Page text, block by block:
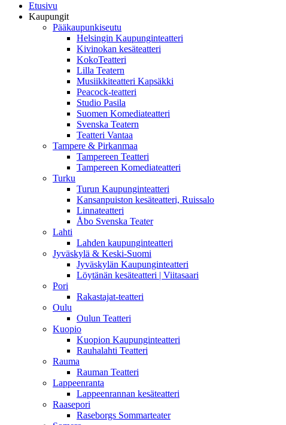
Etusivu
Kaupungit
Pääkaupunkiseutu
Helsingin Kaupunginteatteri
Kivinokan kesäteatteri
KokoTeatteri
Lilla Teatern
Musiikkiteatteri Kapsäkki
Peacock-teatteri
Studio Pasila
Suomen Komediateatteri
Svenska Teatern
Teatteri Vantaa
Tampere & Pirkanmaa
Tampereen Teatteri
Tampereen Komediateatteri
Turku
Turun Kaupunginteatteri
Kansanpuiston kesäteatteri, Ruissalo
Linnateatteri
Åbo Svenska Teater
Lahti
Lahden kaupunginteatteri
Jyväskylä & Keski-Suomi
Jyväskylän Kaupunginteatteri
Löytänän kesäteatteri | Viitasaari
Pori
Rakastajat-teatteri
Oulu
Oulun Teatteri
Kuopio
Kuopion Kaupunginteatteri
Rauhalahti Teatteri
Rauma
Rauman Teatteri
Lappeenranta
Lappeenrannan kesäteatteri
Raasepori
Raseborgs Sommarteater